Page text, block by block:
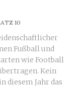
10
Fußball und
wie Football
Kein
diesem Jahr das